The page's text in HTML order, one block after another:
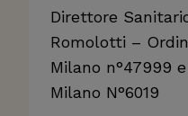
Direttore
Romolotti –
Milano n°47999
Milano N°6019